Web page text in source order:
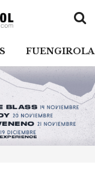
FUENGIROLA